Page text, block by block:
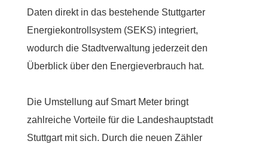
Daten direkt in das bestehende Stuttgarter
Energiekontrollsystem (SEKS) integriert,
wodurch die Stadtverwaltung jederzeit den
Überblick über den Energieverbrauch hat.
Die Umstellung auf Smart Meter bringt
zahlreiche Vorteile für die Landeshauptstadt
Stuttgart mit sich. Durch die neuen Zähler